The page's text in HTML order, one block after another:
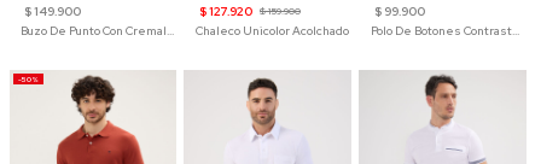
$ 149.900
$ 127.920 $ 159.900
Chaleco Unicolor Acolchado
$ 99.900
Polo De Botones Contraste Para Hombre
-50%